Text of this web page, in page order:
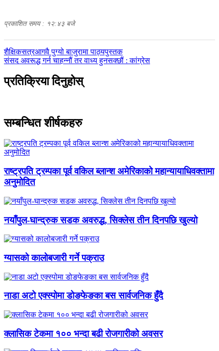
प्रकाशित समय : १२:४३ बजे
पछिल्लाे
-
शैक्षिकसत्रआगवै पुग्यो बाजुरामा पाठ्यपुस्तक
अघिल्लाे
संसद अवरूद्ध गर्न चाहन्नौं तर वाध्य हुनसक्छौं : कांग्रेस
प्रतिक्रिया दिनुहोस्
सम्बन्धित शीर्षकहरु
राष्ट्रपति ट्रम्पका पूर्व वकिल ब्लान्श अमेरिकाको महान्यायाधिवक्तामा
अनुमोदित
नयाँपुल-घान्द्रुक सडक अवरुद्ध, सिक्लेस तीन दिनपछि खुल्यो
ग्यासको कालोबजारी गर्ने पक्राउ
नाडा अटो एक्स्पोमा डोङफेङका बस सार्वजनिक हुँदै
क्लासिक टेकमा १०० भन्दा बढी रोजगारीको अवसर